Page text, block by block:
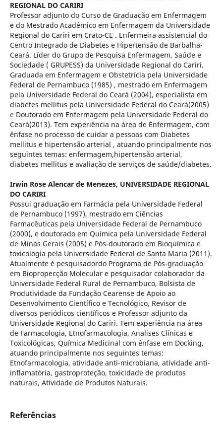
REGIONAL DO CARIRI
Professor adjunto do Curso de Graduação em Enfermagem
e do Mestrado Acadêmico em Enfermagem da Universidade
Regional do Cariri em Crato-CE . Enfermeira assistencial do
Centro Integrado de Diabetes e Hipertensão de Barbalha-
Ceará. Líder do Grupo de Pesquisa Enfermagem, Saúde e
Sociedade ( GRUPESS) da Universidade Regional do Cariri.
Graduada em Enfermagem e Obstetrícia pela Universidade
Federal de Pernambuco (1985) , mestrado em Enfermagem
pela Universidade Federal do Ceará (2004), especialista em
diabetes mellitus pela Universidade Federal do Ceará(2005)
e Doutorado em Enfermagem pela Universidade Federal do
Ceará(2013). Tem experiência na área de Enfermagem, com
ênfase no processo de cuidar a pessoas com Diabetes
mellitus e hipertensão arterial , atuando principalmente nos
seguintes temas: enfermagem,hipertensão arterial,
diabetes mellitus e avaliação de serviços de saúde/diabetes.
Irwin Rose Alencar de Menezes, UNIVERSIDADE REGIONAL
DO CARIRI
Possui graduação em Farmácia pela Universidade Federal
de Pernambuco (1997), mestrado em Ciências
Farmacêuticas pela Universidade Federal de Pernambuco
(2000), e doutorado em Química pela Universidade Federal
de Minas Gerais (2005) e Pós-doutorado em Bioquímica e
toxicologia pela Universidade Federal de Santa Maria (2011).
Atualmente é pesquisadordo Programa de Pós-graduação
em Biopropecção Molecular e pesquisador colaborador da
Universidade Federal Rural de Pernambuco, Bolsista de
Produtividade da Fundação Cearense de Apoio ao
Desenvolvimento Científico e Tecnológico, Revisor de
diversos periódicos científicos e Professor adjunto da
Universidade Regional do Cariri. Tem experiência na área
de Farmacologia, Etnofarmacologia, Analises Clínicas e
Toxicológicas, Química Medicinal com ênfase em Docking,
atuando principalmente nos seguintes temas:
Etnofarmacologia, atividade anti-microbiana, atividade anti-
inflamatória, gastroproteção, toxicidade de produtos
naturais, Atividade de Produtos Naturais.
Referências